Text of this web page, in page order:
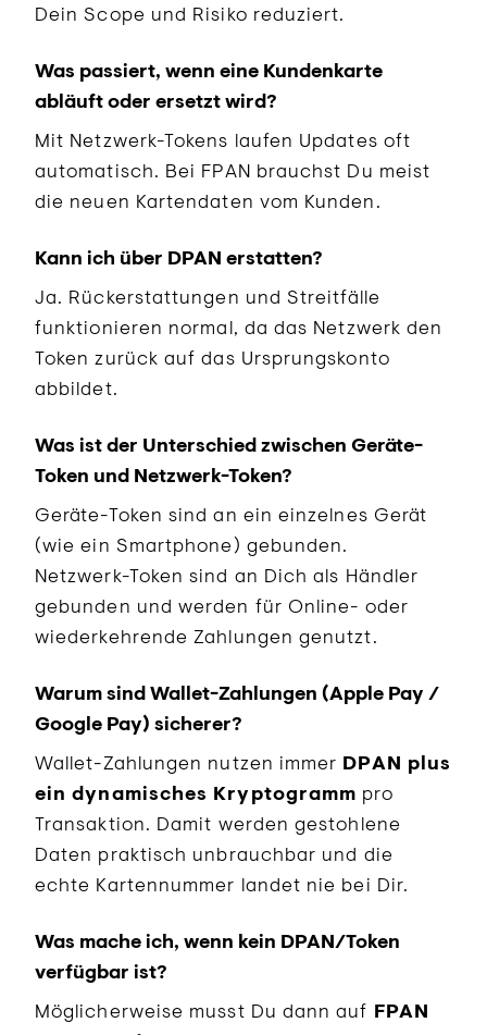
Dein Scope und Risiko reduziert.
Was passiert, wenn eine Kundenkarte
abläuft oder ersetzt wird?
Mit Netzwerk-Tokens laufen Updates oft
automatisch. Bei FPAN brauchst Du meist
die neuen Kartendaten vom Kunden.
Kann ich über DPAN erstatten?
Ja. Rückerstattungen und Streitfälle
funktionieren normal, da das Netzwerk den
Token zurück auf das Ursprungskonto
abbildet.
Was ist der Unterschied zwischen Geräte-
Token und Netzwerk-Token?
Geräte-Token sind an ein einzelnes Gerät
(wie ein Smartphone) gebunden.
Netzwerk-Token sind an Dich als Händler
gebunden und werden für Online- oder
wiederkehrende Zahlungen genutzt.
Warum sind Wallet-Zahlungen (Apple Pay /
Google Pay) sicherer?
Wallet-Zahlungen nutzen immer DPAN plus
ein dynamisches Kryptogramm pro
Transaktion. Damit werden gestohlene
Daten praktisch unbrauchbar und die
echte Kartennummer landet nie bei Dir.
Was mache ich, wenn kein DPAN/Token
verfügbar ist?
Möglicherweise musst Du dann auf FPAN